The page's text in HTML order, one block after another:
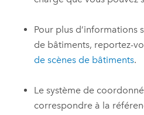
Pour plus d’informations
de bâtiments, reportez-
de scènes de bâtiments.
Le système de
correspondre à la